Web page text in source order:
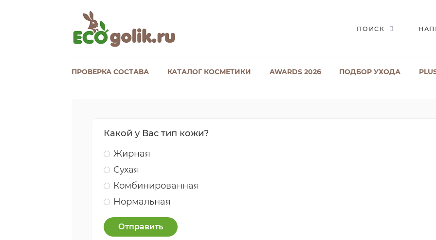
ПОИСК
ПРОВЕРКА СОСТАВА КАТАЛОГ КОСМЕТИКИ AWARDS 2026 ПОДБОР УХОДА
Какой у Вас тип кожи?
Жирная
Сухая
Комбинированная
Нормальная
Отправить